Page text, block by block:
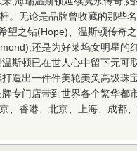
。无论是品牌曾收藏的那些
望之钻(Hope)、温斯顿传奇
还是为好莱坞女明星的
斯顿已在世人心中留下无可
造出一件件美轮美奂高级珠
专门店带到世界各个繁华都
、香港、北京、上海、成都、